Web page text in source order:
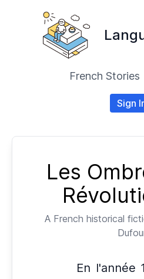
French Stories
Sign
Les
A French historical
En l'année